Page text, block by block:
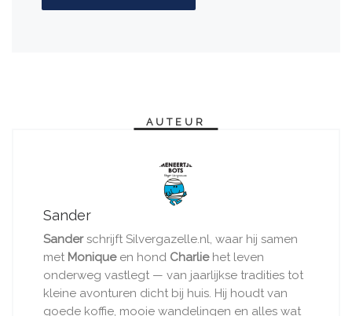
AUTEUR
Sander
Sanderschrijft Silvergazelle.nl, waar hij samen
met Moniqueen hond Charliehet leven
onderweg vastlegt — van jaarlijkse tradities tot
kleine avonturen dicht bij huis. Hij houdt van
goede koffie, mooie wandelingen en alles wat